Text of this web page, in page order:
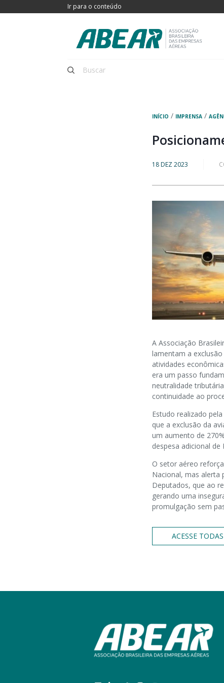
Ir para o conteúdo
INÍCIO / IMPRENSA/
18 DEZ 2023
A Associação
lamentam a
atividades
era um passo
neutralidade
continuidade ao
Estudo realizado
que a exclusão da
um aumento de
despesa adicional de
O setor aéreo
Nacional, mas alerta
Deputados, que ao
gerando uma
promulgação sem
ACESSE